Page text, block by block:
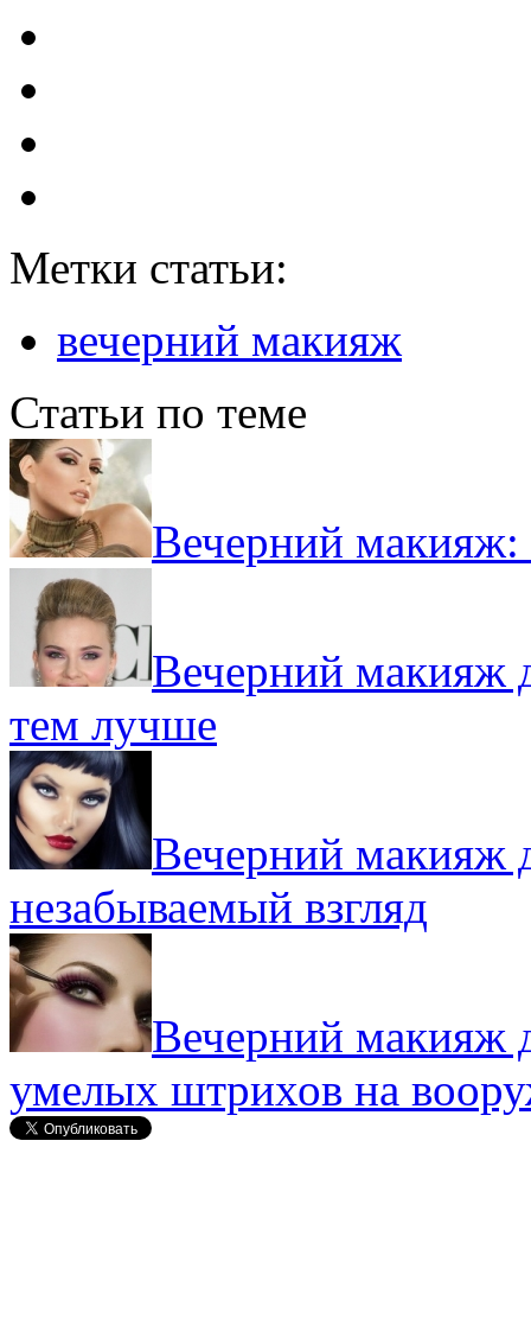
Метки статьи:
вечерний макияж
Статьи по теме
Вечерний макияж:
Вечерний макияж
тем лучше
Вечерний макияж
незабываемый взгляд
Вечерний макияж
умелых штрихов на